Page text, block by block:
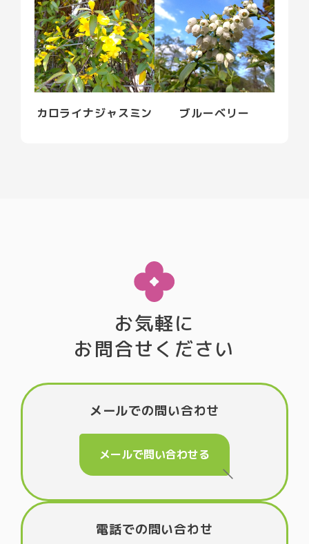
カロライナジャスミン ブルーベリー
お気軽に
お問合せください
メールでの問い合わせ
メールで問い合わせる
電話での問い合わせ